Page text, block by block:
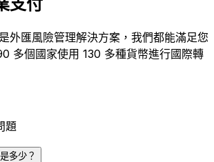
外匯風險管理解決方案，我們都能滿足您
多個國家使用 130 多種貨幣進行國際轉
題
多少？